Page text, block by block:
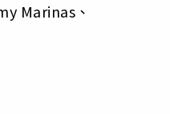
Marinas、